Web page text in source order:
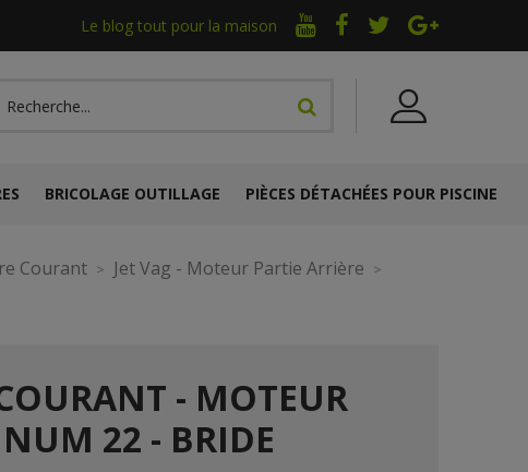
Le blog tout pour la maison
BRICOLAGE OUTILLAGE PIÈCES DÉTACHÉES POUR PISCINE
Courant
Jet Vag - Moteur Partie Arrière
- MOTEUR
NUM 22 - BRIDE